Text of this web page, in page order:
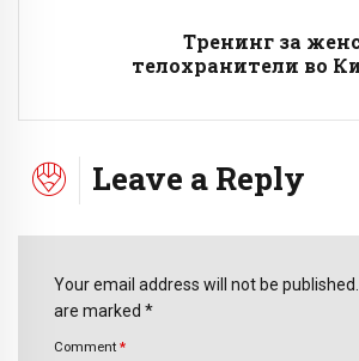
Tренинг за
телохранители во
Leave a Reply
Your email address will not be
are marked *
Comment *